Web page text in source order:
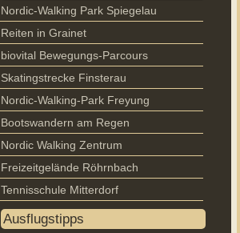
Nordic-Walking Park Spiegelau
Reiten in Grainet
biovital Bewegungs-Parcours
Skatingstrecke Finsterau
Nordic-Walking-Park Freyung
Bootswandern am Regen
Nordic Walking Zentrum
Freizeitgelände Röhrnbach
Tennisschule Mitterdorf
Ausflugstipps